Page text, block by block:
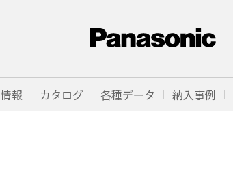
報 カタログ 各種データ 納入事例